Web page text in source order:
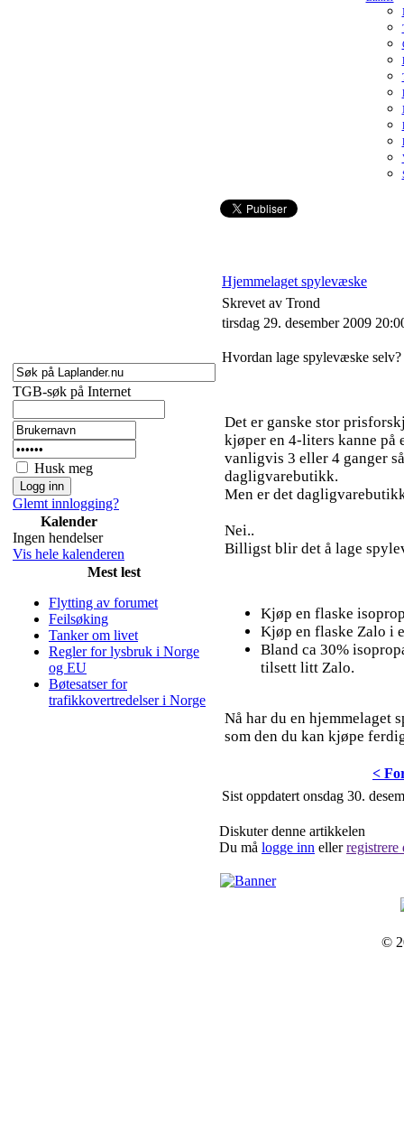
TGB-søk på Internet
Husk meg
Glemt innlogging?
Kalender
Ingen hendelser
Vis hele kalenderen
Mest lest
Flytting av forumet
Feilsøking
Tanker om livet
Regler for lysbruk i Norge
og EU
Bøtesatser for
trafikkovertredelser i Norge
Hjemmelaget spylevæske
Skrevet av Trond
tirsdag 29. desember 2009
Hvordan lage spylevæske selv?
Det er ganske stor
kjøper en 4-liters kanne på
vanligvis 3 eller 4 ganger
dagligvarebutikk.
Men er det
Nei..
Billigst blir det å lage
Kjøp en flaske
Kjøp en flaske Zalo i
Bland ca 30%
tilsett litt Zalo.
Nå har du en hjemmelaget
som den du kan kjøpe
<
Sist oppdatert onsdag 30.
Diskuter denne artikkelen
Du må logge inn ellerregistrere
©